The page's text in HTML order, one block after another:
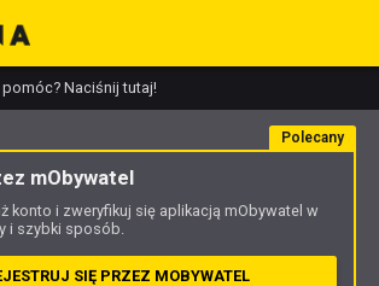
Naciśnij tutaj!
Polecany
mObywatel
konto i zweryfikuj się aplikacją mObywatel w
i szybki sposób.
SIĘ PRZEZ MOBYWATEL